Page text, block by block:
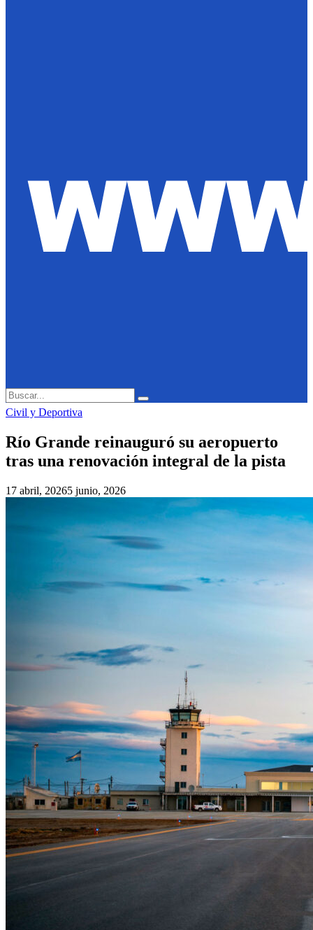
Search
for:
Search
Civil y Deportiva
Río Grande reinauguró su aeropuerto
tras una renovación integral de la pista
17 abril, 20265 junio, 2026